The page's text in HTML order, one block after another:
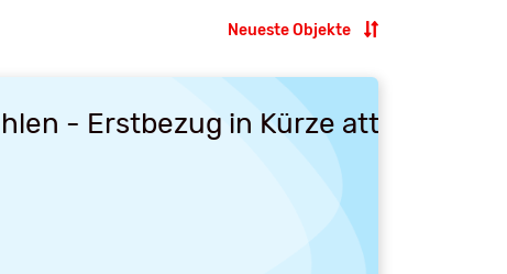
- Erstbezug in Kürze attraktive